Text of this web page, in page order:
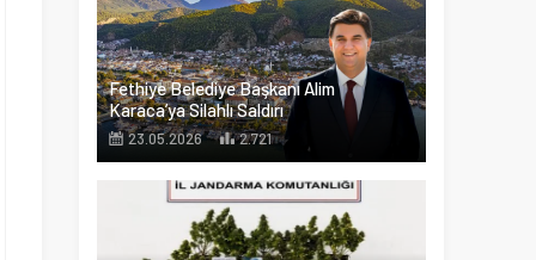
Fethiye Belediye Başkanı Alim
Karaca’ya Silahlı Saldırı
23.05.2026 2.721